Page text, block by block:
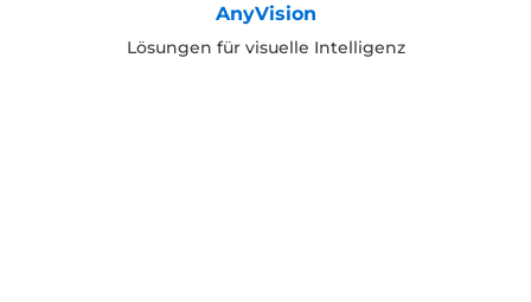
AnyVision
Lösungen für visuelle Intelligenz